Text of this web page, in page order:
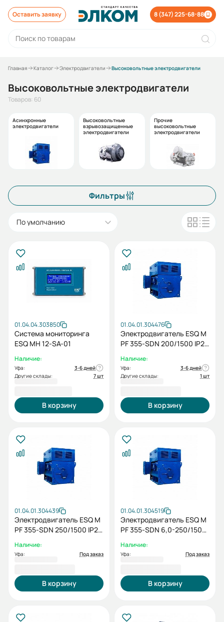
Оставить заявку 8 (347) 225-68-88
Главная Каталог Электродвигатели Высоковольтные электродвигатели
Высоковольтные электродвигатели
Товаров: 60
Асинхронные
электродвигатели
Высоковольтные
взрывозащищенные
электродвигатели
Прочие
высоковольтные
электродвигатели
Фильтры
По умолчанию
01.04.04.303850
Система мониторинга
ESQ MH 12-SA-01
Наличие:
Уфа:
3-6 дней
Другие склады:
7 шт
В корзину
01.04.01.304476
Электродвигатель ESQ M
PF 355-SDN 200/1500 IP23
Наличие:
Уфа:
3-6 дней
Другие склады:
1 шт
В корзину
01.04.01.304439
Электродвигатель ESQ M
PF 355-SDN 250/1500 IP23
Наличие:
Уфа: Под заказ
В корзину
01.04.01.304519
Электродвигатель ESQ M
PF 355-SDN 6,0-250/1500
Наличие:
Уфа: Под заказ
В корзину